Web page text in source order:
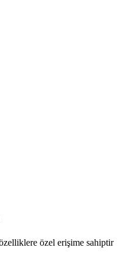
özel erişime sahiptir